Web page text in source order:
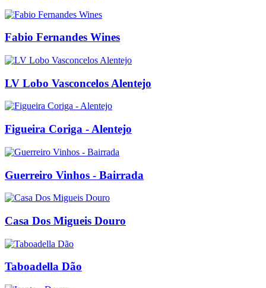
Fabio Fernandes Wines
LV Lobo Vasconcelos Alentejo
Figueira Coriga - Alentejo
Guerreiro Vinhos - Bairrada
Casa Dos Migueis Douro
Taboadella Dão